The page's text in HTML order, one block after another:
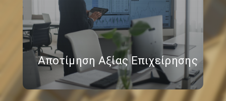
Αποτίμηση Αξίας Επιχείρησης